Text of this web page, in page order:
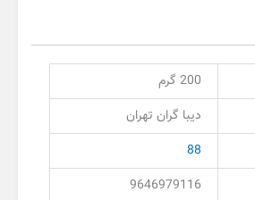
200 گرم
دیبا گران تهران
88
9646979116